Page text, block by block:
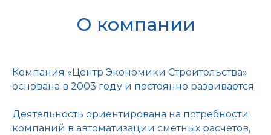
О компании
Компания «Центр Экономики Строительства»
основана в 2003 году и постоянно развивается
Деятельность ориентирована на потребности
компаний в автоматизации сметных расчетов,